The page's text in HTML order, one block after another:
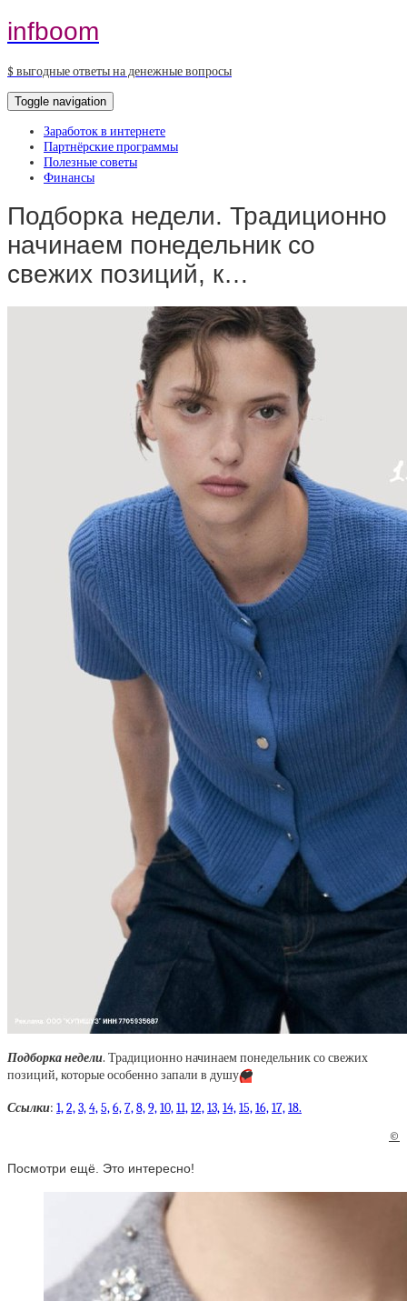
infboom
$ выгодные ответы на денежные вопросы
Toggle navigation
Заработок в интернете
Партнёрские программы
Полезные советы
Финансы
Подборка недели. Традиционно
начинаем понедельник со
свежих позиций, к…
Подборка недели. Традиционно начинаем понедельник со свежих
позиций, которые особенно запали в душу❤️
Ссылки: 1,2,3,4,5,6,7,8,9,10,11,12,13,14,15,16,17,18.
©
Посмотри ещё. Это интересно!